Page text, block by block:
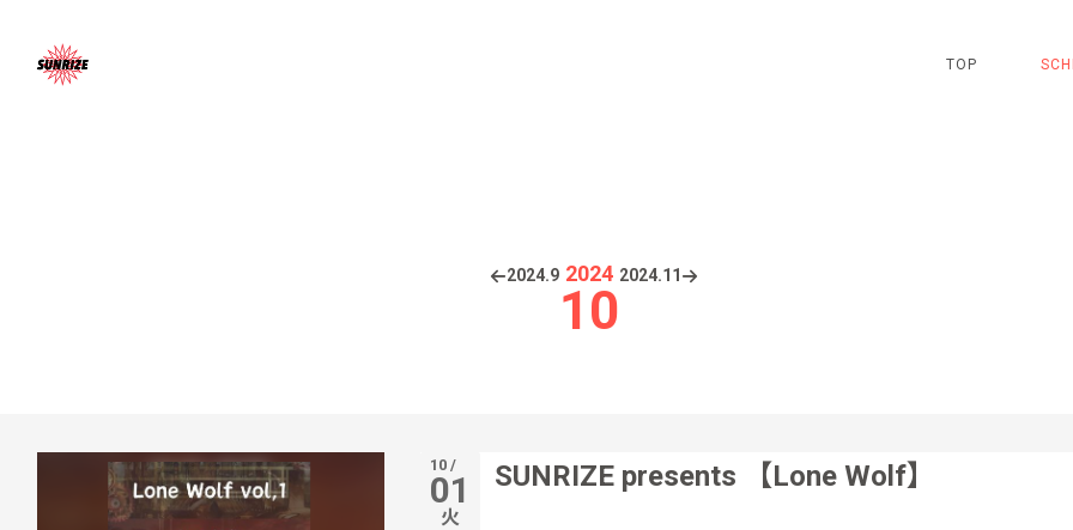
TOP
2024.9 2024
10
2024.11
10 /
01
火
SUNRIZE presents 【Lone Wolf】